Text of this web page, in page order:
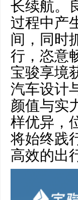
长续航。
过程中产
间，同时
行，恣意
宝骏享境
汽车设计
颜值与实
样优异，
将始终践
高效的出